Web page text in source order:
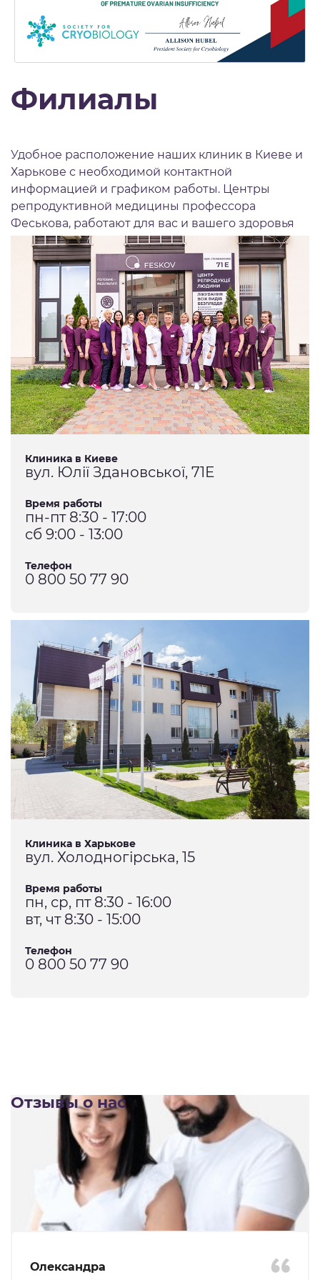
Филиалы
Удобное расположение наших клиник в Киеве и
Харькове с необходимой контактной
информацией и графиком работы. Центры
репродуктивной медицины профессора
Феськова, работают для вас и вашего здоровья
Клиника в Киеве
вул. Юлії Здановської, 71Е
Время работы
пн-пт 8:30 - 17:00
сб 9:00 - 13:00
Телефон
0 800 50 77 90
Клиника в Харькове
вул. Холодногірська, 15
Время работы
пн, ср, пт 8:30 - 16:00
вт, чт 8:30 - 15:00
Телефон
0 800 50 77 90
Отзывы о нас
Олександра